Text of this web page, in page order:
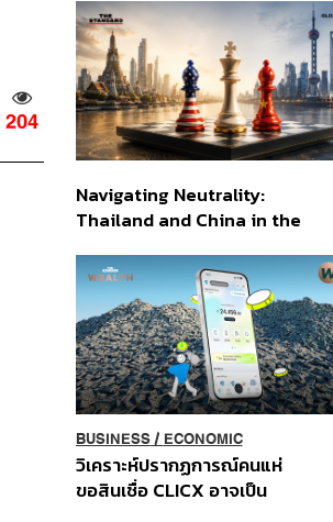
204
ส่วนยุทธศาสตร์ไทย –
อินโดนีเซีย
Navigating Neutrality:
Thailand and China in the
Order
BUSINESS/ ECONOMIC
วิเคราะห์ปรากฏการณ์คนแห่
ขอสินเชื่อ CLICX อาจเป็น